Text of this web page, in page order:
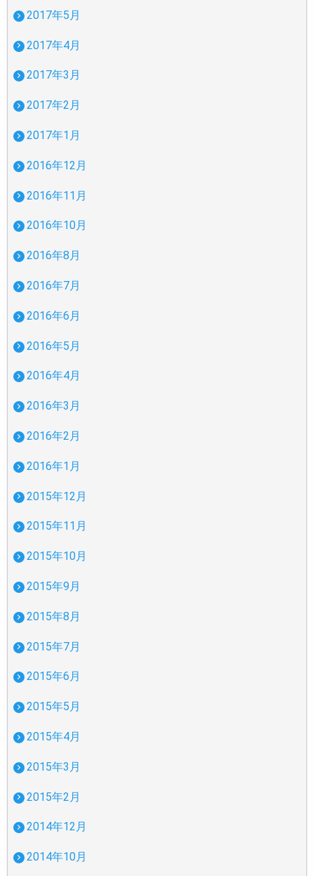
2017年5月
2017年4月
2017年3月
2017年2月
2017年1月
2016年12月
2016年11月
2016年10月
2016年8月
2016年7月
2016年6月
2016年5月
2016年4月
2016年3月
2016年2月
2016年1月
2015年12月
2015年11月
2015年10月
2015年9月
2015年8月
2015年7月
2015年6月
2015年5月
2015年4月
2015年3月
2015年2月
2014年12月
2014年10月